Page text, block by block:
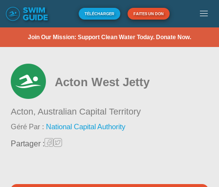
TÉLÉCHARGER FAITES UN DON
Join Our Mission: Support Clean Water Today. Donate Now.
Acton West Jetty
Acton,Australian Capital Territory
Géré Par : National Capital Authority
Partager :